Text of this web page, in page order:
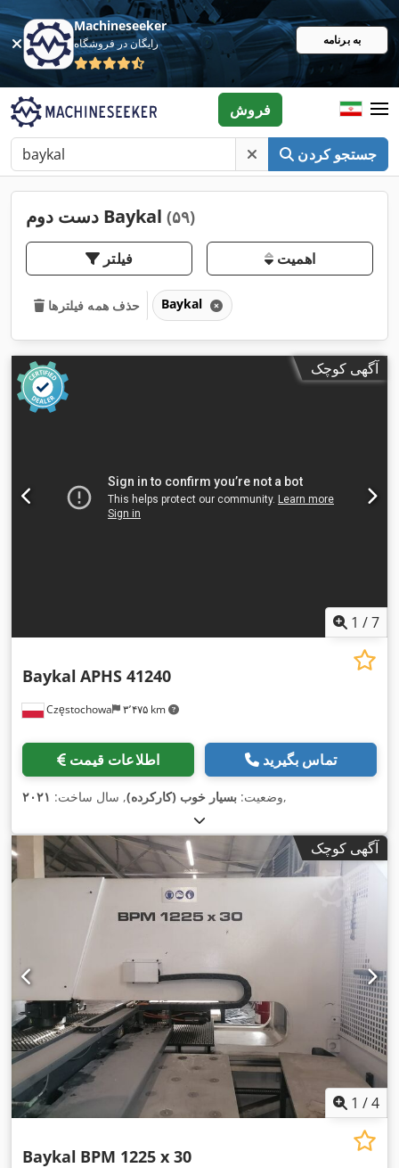
Machineseeker
رایگان در فروشگاه به برنامه
جستجو کردن
فروش
دست دوم Baykal (۵۹)
فیلتر اهمیت
حذف همه فیلترها Baykal
آگهی کوچک
1 /7
Częstochowa ۳٬۴۷۵ km
Baykal APHS 41240
اطلاعات قیمت تماس بگیرید
وضعیت: بسیار خوب (کارکرده), سال ساخت: ۲۰۲۱ ,
آگهی کوچک
1 /4
Baykal BPM 1225 x 30